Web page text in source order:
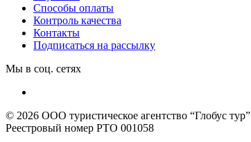
Способы оплаты
Контроль качества
Контакты
Подписаться на рассылку
Мы в соц. сетях
© 2026 ООО туристическое агентство “Глобус тур”
Реестровый номер РТО 001058